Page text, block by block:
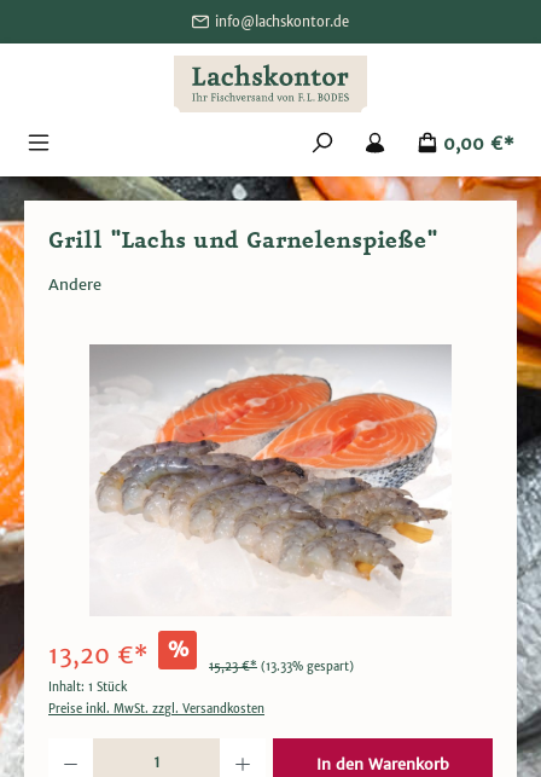
info@lachskontor.de
0,00 €*
Grill "Lachs und Garnelenspieße"
Andere
13,20 €* %
15,23 €* (13.33% gespart)
Inhalt: 1 Stück
Preise inkl. MwSt. zzgl. Versandkosten
Produkt Anzahl: Gib den gewünschten Wert ein oder benutze die Schaltflächen um
In den Warenkorb